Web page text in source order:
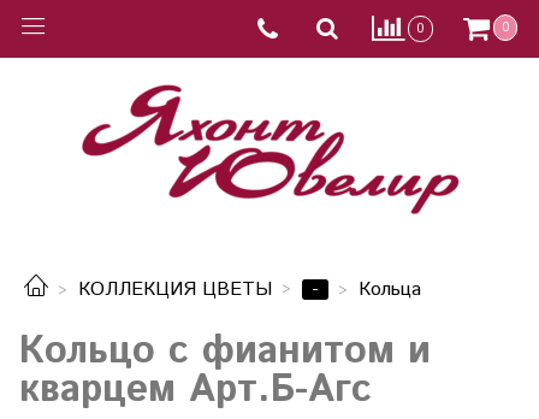
0 0
КОЛЛЕКЦИЯ ЦВЕТЫ - Кольца
Кольцо с фианитом и
кварцем Арт.Б-Агс